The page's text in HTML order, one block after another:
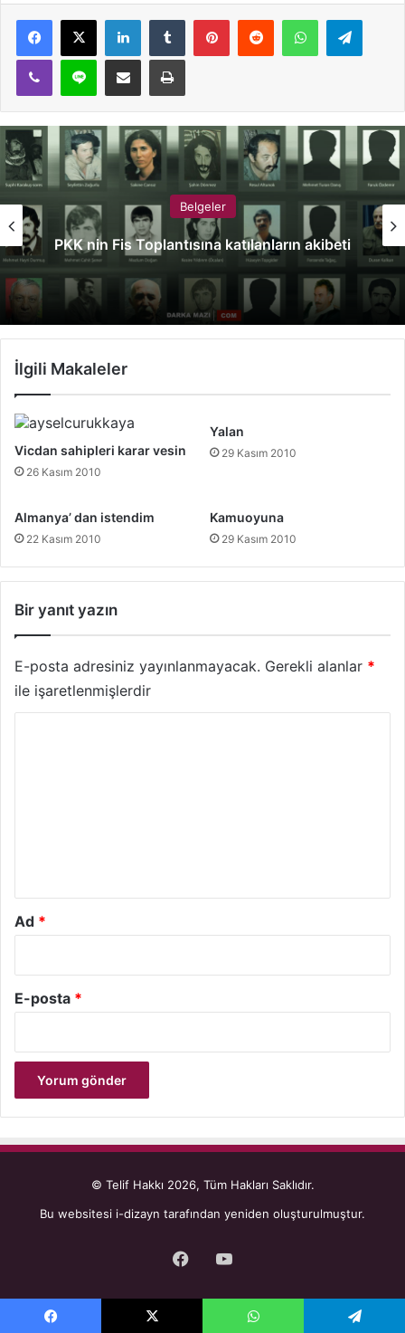
LinkedInTumblrPinterestRedditWhatsApp
Viber Line E-Posta ile paylaşYazdır
Belgeler
PKK nin Fis Toplantısına katılanların akibeti
İlgili Makaleler
Vicdan sahipleri karar vesin
26 Kasım 2010
Yalan
29 Kasım 2010
Almanya’ dan istendim
22 Kasım 2010
Kamuoyuna
29 Kasım 2010
Bir yanıt yazın
E-posta adresiniz yayınlanmayacak. Gerekli alanlar *
ile işaretlenmişlerdir
Ad *
E-posta *
© Telif Hakkı 2026, Tüm Hakları Saklıdır.
Bu websitesi i-dizayn tarafından yeniden oluşturulmuştur.
FacebookYouTube